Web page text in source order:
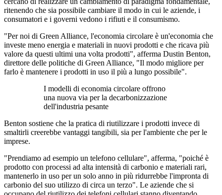
ritenendo che sia possibile cambiare il modo in cui le aziende, i
consumatori e i governi vedono i rifiuti e il consumismo.
"Per noi di Green Alliance, l'economia circolare è un'economia che
investe meno energia e materiali in nuovi prodotti e che ricava più
valore da questi ultimi una volta prodotti", afferma Dustin Benton,
direttore delle politiche di Green Alliance, "Il modo migliore per
farlo è mantenere i prodotti in uso il più a lungo possibile".
I modelli di economia circolare offrono
una nuova via per la decarbonizzazione
dell'industria pesante
Benton sostiene che la pratica di riutilizzare i prodotti invece di
smaltirli creerebbe vantaggi tangibili, sia per l'ambiente che per le
imprese.
"Prendiamo ad esempio un telefono cellulare", afferma, "poiché è
prodotto con processi ad alta intensità di carbonio e materiali rari,
mantenerlo in uso per un solo anno in più ridurrebbe l'impronta di
carbonio del suo utilizzo di circa un terzo". Le aziende che si